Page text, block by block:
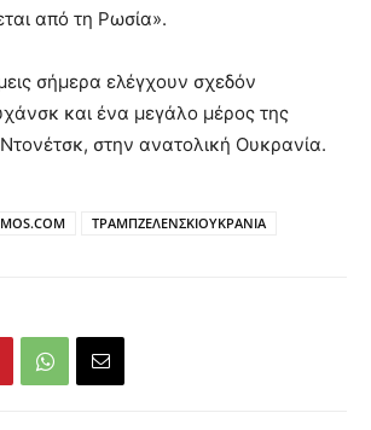
από τη Ρωσία».
σήμερα ελέγχουν σχεδόν
και ένα μεγάλο μέρος της
στην ανατολική Ουκρανία.
ΤΡΑΜΠΖΕΛΕΝΣΚΙΟΥΚΡΑΝΙΑ